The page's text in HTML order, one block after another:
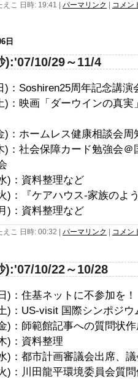
えこ 日時: 19:41 パーマリンク コメン
日
):'07/10/29～11/4
)：Soshiren25周年記念講
)：映画「ダーウインの真
)：ホームレス健康相談会
)：社会保障カード勉強会
)：資料整理など
)：『ケアハウス-家族のよ
)：資料整理など
えこ 日時: 00:32 パーマリンク コメン
):'07/10/22～10/28
)：住基ネットに不参加を
)：US-visit 国際シンポジウ
)：師範館記事への質問状
)：資料整理
)：都市計画審議会出席、
)：川田龍平環境委員会質